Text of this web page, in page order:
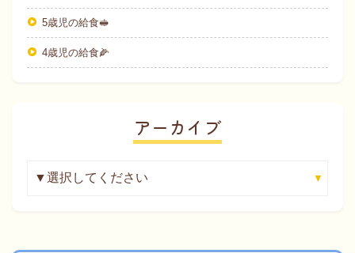
5歳児の給食🥪
4歳児の給食🌽
アーカイブ